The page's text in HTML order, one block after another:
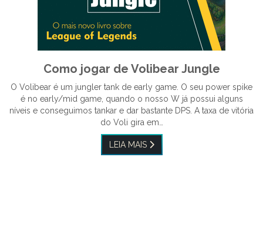
Como jogar de Volibear Jungle
O Volibear é um jungler tank de early game. O seu power spike
é no early/mid game, quando o nosso W já possui alguns
níveis e conseguimos tankar e dar bastante DPS. A taxa de vitória
do Voli gira em…
LEIA MAIS